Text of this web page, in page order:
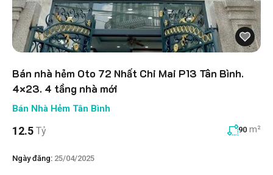
Bán nhà hẻm Oto 72 Nhất Chi Mai P13 Tân Bình.
4×23. 4 tầng nhà mới
Bán Nhà Hẻm Tân Bình
12.5 Tỷ 90 m²
Ngày đăng: 25/04/2025